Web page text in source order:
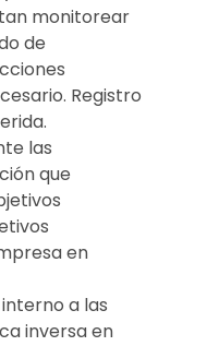
monitorear
de
Registro
las
que
en
a las
inversa en